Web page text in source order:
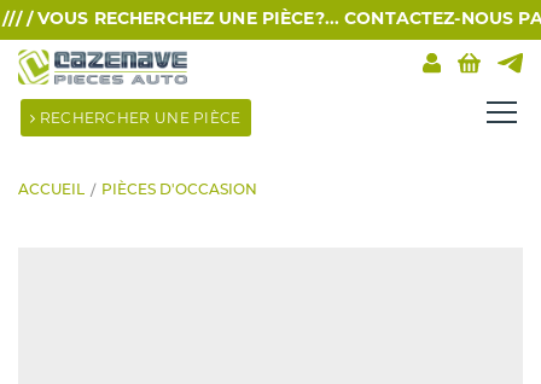
/ VOUS RECHERCHEZ UNE PIÈCE?... CONTACTEZ-NOUS
RECHERCHER UNE PIÈCE
ACCUEIL PIÈCES D'OCCASION